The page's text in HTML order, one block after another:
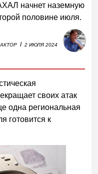
начнет наземную
половине июля.
I 2 ИЮЛЯ 2024
своих атак
одна региональная
готовится к